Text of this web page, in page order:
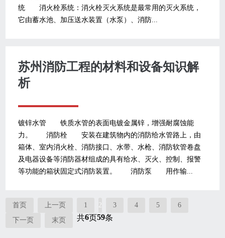
统 消火栓系统：消火栓灭火系统是最常用的灭火系统，
它由蓄水池、加压送水装置（水泵）、消防...
苏州消防工程的材料和设备知识解
析
镀锌水管 铁质水管的表面电镀金属锌，增强耐腐蚀能
力。 消防栓 安装在建筑物内的消防给水管路上，由
箱体、室内消火栓、消防接口、水带、水枪、消防软管卷盘
及电器设备等消防器材组成的具有给水、灭火、控制、报警
等功能的箱状固定式消防装置。 消防泵 用作输...
首页 上一页 1 2 3 4 5
6
下一页
末页 共6页59条